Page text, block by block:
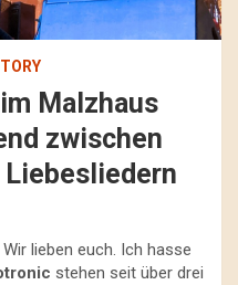
Malzhaus
zwischen
lieben euch. Ich hasse
stehen seit über drei